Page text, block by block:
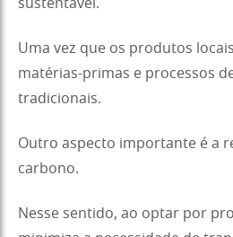
sustentável.
Uma vez que os produtos
matérias-primas e processos
tradicionais.
Outro aspecto importante é a
carbono.
Nesse sentido, ao optar por